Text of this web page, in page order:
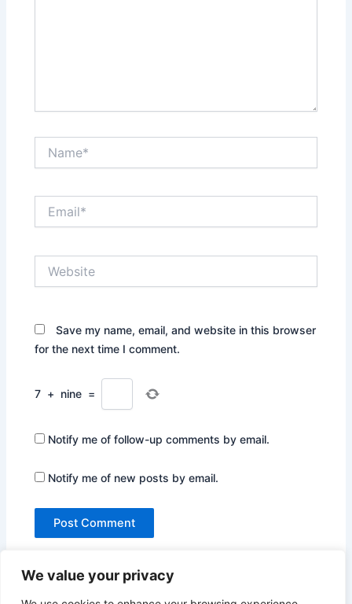
We value your privacy
Save my name, email, and website in this browser
for the next time I comment.
7 + nine =
Notify me of follow-up comments by email.
Notify me of new posts by email.